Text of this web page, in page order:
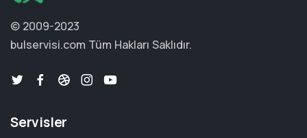
© 2009-2023
bulservisi.com Tüm Hakları Saklıdır.
Servisler